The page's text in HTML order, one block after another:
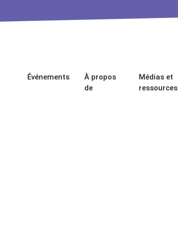
Événements
À propos
de
Médias et
ressources